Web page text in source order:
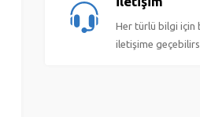
Her türlü bilgi için
iletişime